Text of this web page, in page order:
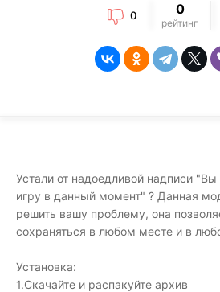
0 0
рейтинг
Устали от надоедливой надписи
игру в данный момент" ? Данная
решить вашу проблему, она
сохраняться в любом месте и в
Установка:
1.Скачайте и распакуйте архив